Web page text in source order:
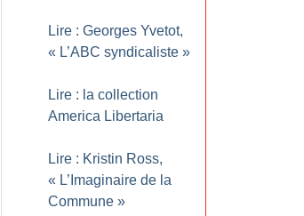
Lire : Georges Yvetot,
« L’ABC syndicaliste »
Lire : la collection
America Libertaria
Lire : Kristin Ross,
« L’Imaginaire de la
Commune »